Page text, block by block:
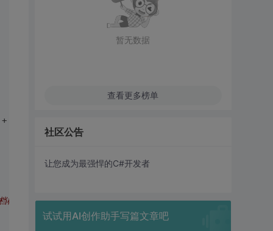
型
暂无数据
查看更多榜单
社区公告
让您成为最强悍的C#开发者
试试用AI创作助手写篇文章吧